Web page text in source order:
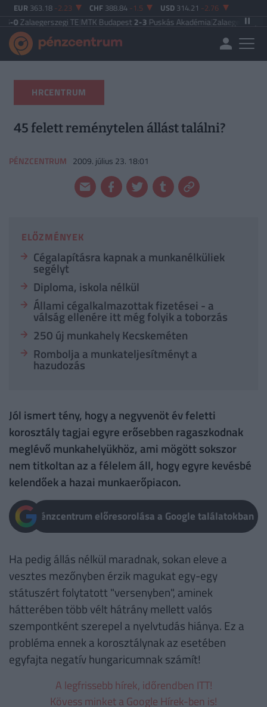
EUR 363.18 -2.23 CHF 388.84 -1.5 USD 314.21 -2.76
TE|MTK Budapest 2-3Puskás Akadémia|Zalaegerszegi TE 5-2
HRCENTRUM
45 felett reménytelen állást találni?
PÉNZCENTRUM 2009. július 23. 18:01
ELŐZMÉNYEK
Cégalapításra kapnak a munkanélküliek
segélyt
Diploma, iskola nélkül
Állami cégalkalmazottak fizetései - a
válság ellenére itt még folyik a toborzás
250 új munkahely Kecskeméten
Rombolja a munkateljesítményt a
hazudozás
Jól ismert tény, hogy a negyvenöt év feletti
korosztály tagjai egyre erősebben ragaszkodnak
meglévő munkahelyükhöz, ami mögött sokszor
nem titkoltan az a félelem áll, hogy egyre kevésbé
kelendőek a hazai munkaerőpiacon.
Pénzcentrum előresorolása a Google találatokban
Ha pedig állás nélkül maradnak, sokan eleve a
vesztes mezőnyben érzik magukat egy-egy
státuszért folytatott "versenyben", aminek
hátterében több vélt hátrány mellett valós
szempontként szerepel a nyelvtudás hiánya. Ez a
probléma ennek a korosztálynak az esetében
egyfajta negatív hungaricumnak számít!
A legfrissebb hírek, időrendben ITT!
Kövess minket a Google Hírek-ben is!